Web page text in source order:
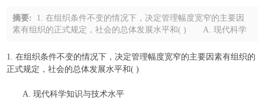
服务信息
摘要: 1. 在组织条件不变的情况下，决定管理幅度宽窄的主要因
素有组织的正式规定，社会的总体发展水平和( ) A. 现代科学
被管理者的性格、知识、才干等 D ...
1. 在组织条件不变的情况下，决定管理幅度宽窄的主要因素有组织的
正式规定，社会的总体发展水平和( )
A. 现代科学知识与技术水平